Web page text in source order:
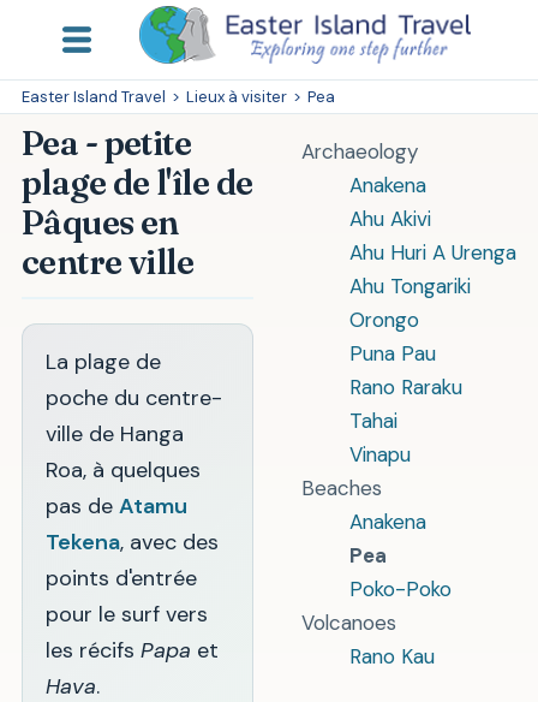
Easter Island Travel > Lieux à visiter > Pea
Archaeology
Anakena
Ahu Akivi
Ahu Huri A Urenga
Ahu Tongariki
Orongo
Puna Pau
Rano Raraku
Tahai
Vinapu
Beaches
Anakena
Pea
Poko-Poko
Volcanoes
Rano Kau
Pea - petite
plage de l'île de
Pâques en
centre ville
La plage de
poche du centre-
ville de Hanga
Roa, à quelques
pas deAtamu
Tekena, avec des
points d'entrée
pour le surf vers
les récifsPapa et
Hava.